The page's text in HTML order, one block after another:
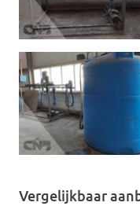
Vergelijkbaar